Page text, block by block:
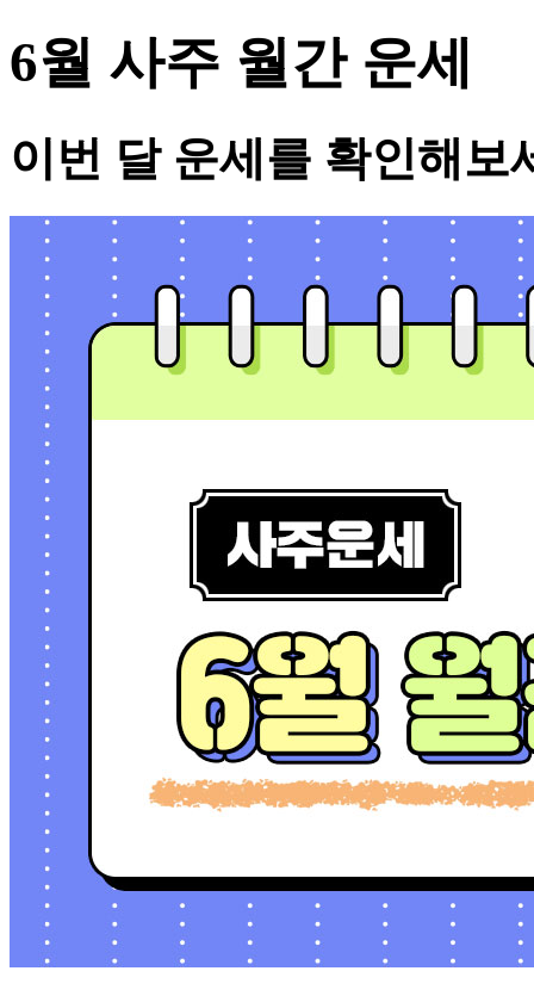
6월 사주 월간 운세
이번 달 운세를 확인해보